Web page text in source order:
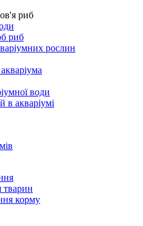
риб
риб
рослин
води
в акваріумі
тварин
корму